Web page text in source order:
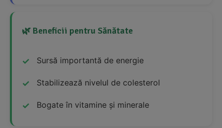
🌿 Beneficii pentru Sănătate
Sursă importantă de energie
Stabilizează nivelul de colesterol
Bogate în vitamine și minerale